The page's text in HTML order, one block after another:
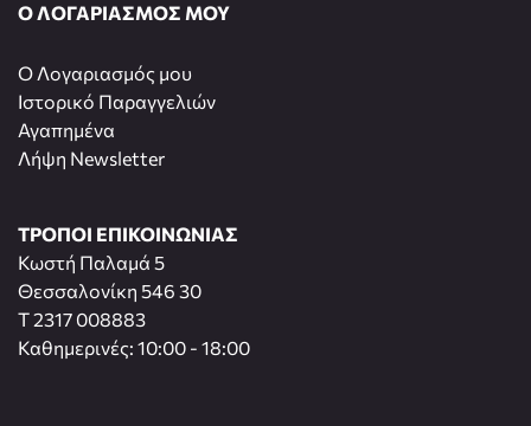
Ο ΛΟΓΑΡΙΑΣΜΟΣ ΜΟΥ
O Λογαριασμός μου
Ιστορικό Παραγγελιών
Αγαπημένα
Λήψη Newsletter
ΤΡΟΠΟΙ ΕΠΙΚΟΙΝΩΝΙΑΣ
Κωστή Παλαμά 5
Θεσσαλονίκη 546 30
T 2317 008883
Καθημερινές: 10:00 - 18:00